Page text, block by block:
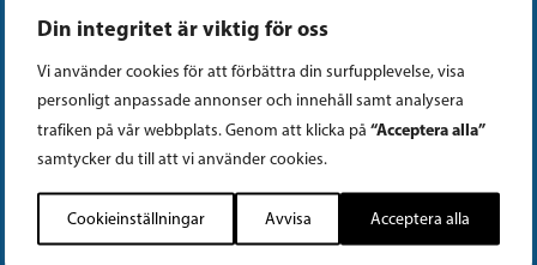
Din integritet är viktig för oss
Vi använder cookies för att förbättra din surfupplevelse, visa
personligt anpassade annonser och innehåll samt analysera
trafiken på vår webbplats. Genom att klicka på “Acceptera alla”
samtycker du till att vi använder cookies.
Cookieinställningar Avvisa Acceptera alla
Instagram
Facebook